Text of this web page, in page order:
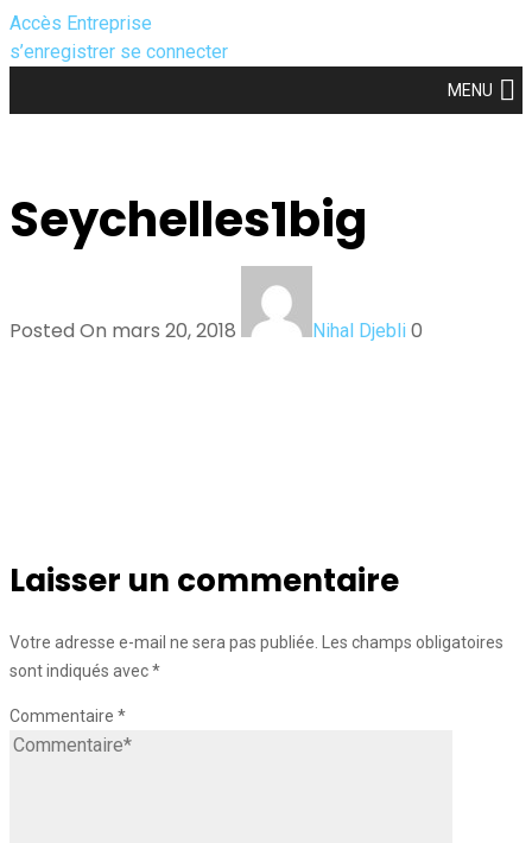
Accès Entreprise
s’enregistrer se connecter
MENU
Seychelles1big
Posted On mars 20, 2018 Nihal Djebli 0
Laisser un commentaire
Votre adresse e-mail ne sera pas publiée. Les champs obligatoires
sont indiqués avec*
Commentaire *